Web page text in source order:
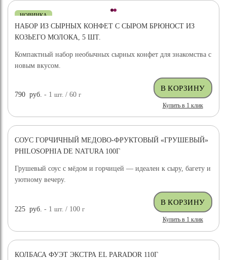
НОВИНКА
НАБОР ИЗ СЫРНЫХ КОНФЕТ С СЫРОМ БРЮНОСТ ИЗ
КОЗЬЕГО МОЛОКА, 5 ШТ.
Компактный набор необычных сырных конфет для знакомства с
новым вкусом.
790 руб. - 1шт. / 60г
Купить в 1 клик
СОУС ГОРЧИЧНЫЙ МЕДОВО-ФРУКТОВЫЙ «ГРУШЕВЫЙ»
PHILOSOPHIA DE NATURA 100Г
Грушевый соус с мёдом и горчицей — идеален к сыру, багету и
уютному вечеру.
225 руб. - 1шт. / 100г
Купить в 1 клик
КОЛБАСА ФУЭТ ЭКСТРА EL PARADOR 110Г